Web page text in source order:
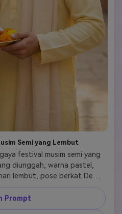
Semi yang Lembut
festival musim semi yang
diunggah, warna pastel,
lembut, pose berkat Dewi
suasana tenang dan
spiritual
Prompt